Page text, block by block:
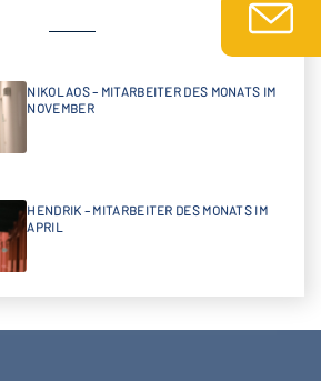
NIKOLAOS – MITARBEITER DES MONATS IM
NOVEMBER
HENDRIK – MITARBEITER DES MONATS IM
APRIL